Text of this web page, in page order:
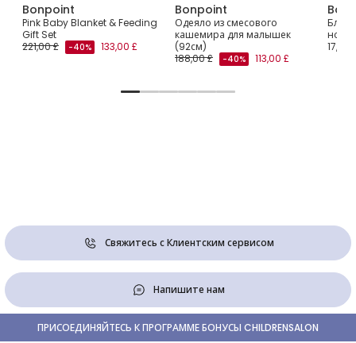
Bonpoint
Pink Baby Blanket & Feeding
Gift Set
221,00 £
-40% 133,00 £
Bonpoint
Одеяло из смесового
кашемира для малышек
(92см)
188,00 £
-40% 113,00 £
носки
17,00
Свяжитесь с Клиентским сервисом
Напишите нам
ПРИСОЕДИНЯЙТЕСЬ К ПРОГРАММЕ БОНУСЫ CHILDRENSALON